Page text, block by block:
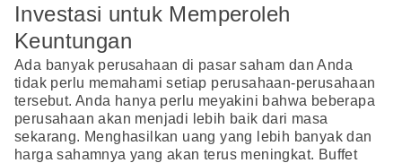
Investasi untuk Memperoleh
Keuntungan
Ada banyak perusahaan di pasar saham dan Anda
tidak perlu memahami setiap perusahaan-perusahaan
tersebut. Anda hanya perlu meyakini bahwa beberapa
perusahaan akan menjadi lebih baik dari masa
sekarang. Menghasilkan uang yang lebih banyak dan
harga sahamnya yang akan terus meningkat. Buffet